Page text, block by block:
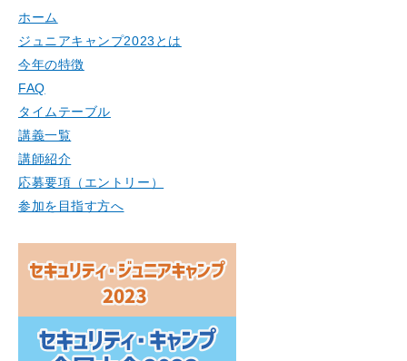
ホーム
ジュニアキャンプ2023とは
今年の特徴
FAQ
タイムテーブル
講義一覧
講師紹介
応募要項（エントリー）
参加を目指す方へ